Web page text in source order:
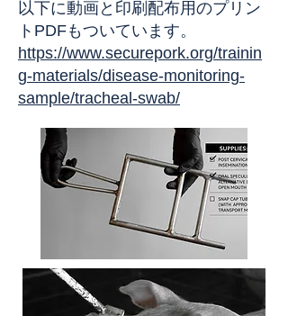
以下に動画と印刷配布用のプリン
トPDFもついています。
https://www.securepork.org/trainin
g-materials/disease-monitoring-
sample/tracheal-swab/